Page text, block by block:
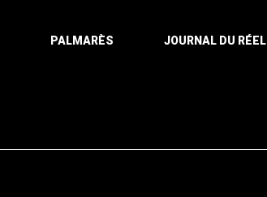
PALMARÈS JOURNAL DU RÉEL